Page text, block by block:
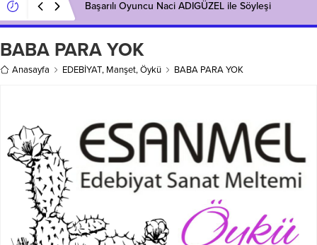
Başarılı Oyuncu Naci ADIGÜZEL ile Söyleşi
BABA PARA YOK
Anasayfa EDEBİYAT, Manşet,Öykü BABA PARA YOK